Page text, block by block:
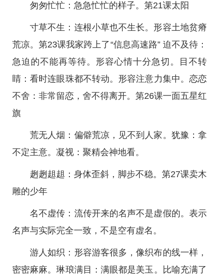
匆匆忙忙：急急忙忙的样子。第21课太阳
寸草不生：连根小草也不生长。形容土地贫瘠
荒凉。第23课我家跨上了“信息高速路” 迫不及待：
急迫的不能再等待。形容心情十分急切。目不转
睛：看时连眼珠都不转动。形容注意力集中。恋恋
不舍：非常留恋，舍不得离开。第26课一面五星红
旗
荒无人烟：偏僻荒凉，见不到人家。犹豫：拿
不定主意。凝视：聚精会神地看。
趔趔趄趄：身体歪斜，脚步不稳。第27课卖木
雕的少年
名不虚传：流传开来的名声不是虚假的。表示
名声与实际完全一致，不是空有虚名。
游人如织：形容游客很多，像织布的线一样，
密密麻麻。琳琅满目：满眼都是美玉。比喻充满了